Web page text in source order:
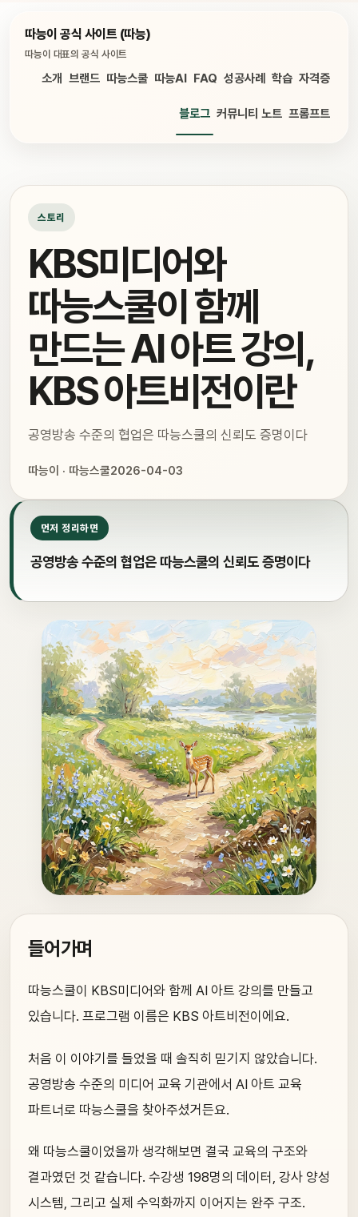
따능이 공식 사이트 (따능)
따능이 대표의 공식 사이트
소개 브랜드 따능스쿨 따능AI FAQ 성공사례 학습 자격증
블로그 커뮤니티 노트 프롬프트
스토리
KBS미디어와
따능스쿨이 함께
만드는 AI 아트 강의,
KBS 아트비전이란
공영방송 수준의 협업은 따능스쿨의 신뢰도 증명이다
따능이 · 따능스쿨2026-04-03
먼저 정리하면
공영방송 수준의 협업은 따능스쿨의 신뢰도 증명이다
들어가며
따능스쿨이 KBS미디어와 함께 AI 아트 강의를 만들고
있습니다. 프로그램 이름은 KBS 아트비전이에요.
처음 이 이야기를 들었을 때 솔직히 믿기지 않았습니다.
공영방송 수준의 미디어 교육 기관에서 AI 아트 교육
파트너로 따능스쿨을 찾아주셨거든요.
왜 따능스쿨이었을까 생각해보면 결국 교육의 구조와
결과였던 것 같습니다. 수강생 198명의 데이터, 강사 양성
시스템, 그리고 실제 수익화까지 이어지는 완주 구조.